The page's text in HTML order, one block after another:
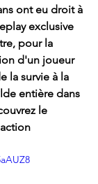
ont eu droit à
exclusive
pour la
d'un joueur
la survie à la
entière dans
le